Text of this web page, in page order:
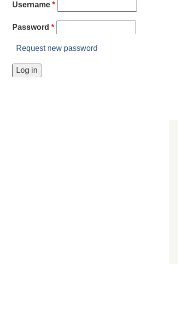
Username *
Password *
Request new password